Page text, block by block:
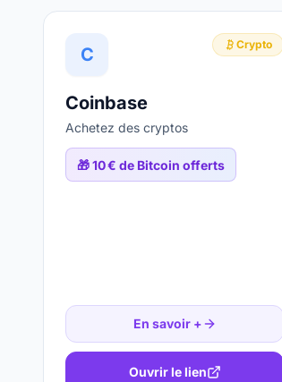
C Crypto
Coinbase
Achetez des cryptos
🎁10 € de Bitcoin offerts
En savoir +
Ouvrir le lien